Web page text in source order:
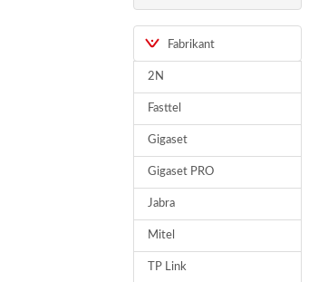
Fabrikant
2N
Fasttel
Gigaset
Gigaset PRO
Jabra
Mitel
TP Link